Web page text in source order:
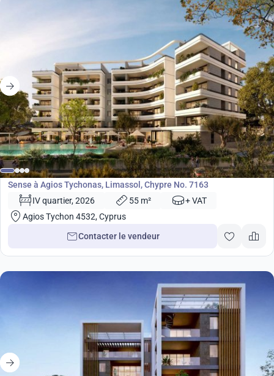
de€480 000
Développement
Sense à Agios Tychonas, Limassol, Chypre No. 7163
IV quartier, 2026
55 m²
+ VAT
Agios Tychon 4532, Cyprus
Contacter le vendeur